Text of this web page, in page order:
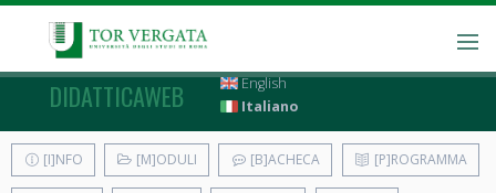
DIDATTICAWEB
English
Italiano
[I]NFO [M]ODULI [B]ACHECA [P]ROGRAMMA